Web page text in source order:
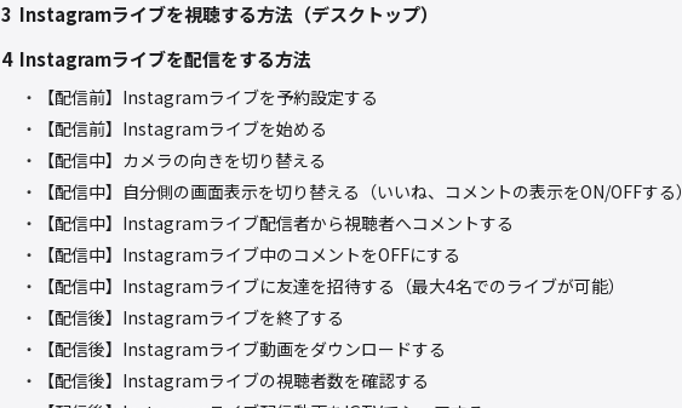
3 Instagramライブを視聴する方法（デスクトップ）
4 Instagramライブを配信をする方法
【配信前】Instagramライブを予約設定する
【配信前】Instagramライブを始める
【配信中】カメラの向きを切り替える
【配信中】自分側の画面表示を切り替える（いいね、コメントの表示をON/OFFする）
【配信中】Instagramライブ配信者から視聴者へコメントする
【配信中】Instagramライブ中のコメントをOFFにする
【配信中】Instagramライブに友達を招待する（最大4名でのライブが可能）
【配信後】Instagramライブを終了する
【配信後】Instagramライブ動画をダウンロードする
【配信後】Instagramライブの視聴者数を確認する